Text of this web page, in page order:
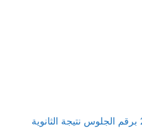
معرفة نتيجة الصف الثالث الثانوي 2026 برقم الجلوس نتيجة الثانوية